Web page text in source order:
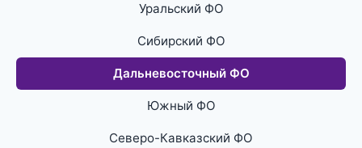
Уральский ФО
Сибирский ФО
Дальневосточный ФО
Южный ФО
Северо-Кавказский ФО